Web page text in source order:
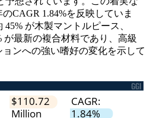
CAGR 1.84%を反映していま
が木製マントルピース、
が最新の複合材料であり、高級
ンへの強い嗜好の変化を示して